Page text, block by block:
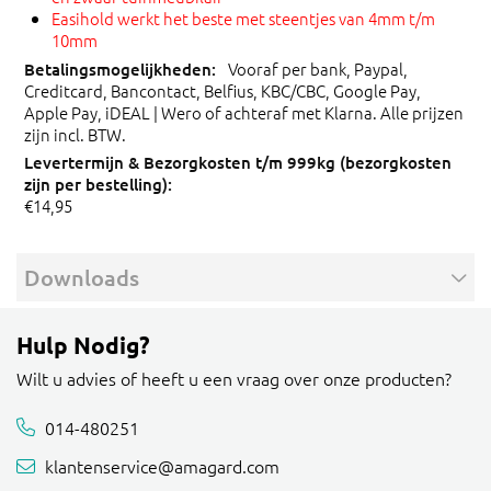
Easihold werkt het beste met steentjes van 4mm t/m
10mm
Vooraf per bank, Paypal,
Creditcard, Bancontact, Belfius, KBC/CBC, Google Pay,
Apple Pay, iDEAL | Wero of achteraf met Klarna. Alle prijzen
zijn incl. BTW.
€14,95
Downloads
Hulp Nodig?
Wilt u advies of heeft u een vraag over onze producten?
014-480251
klantenservice@amagard.com